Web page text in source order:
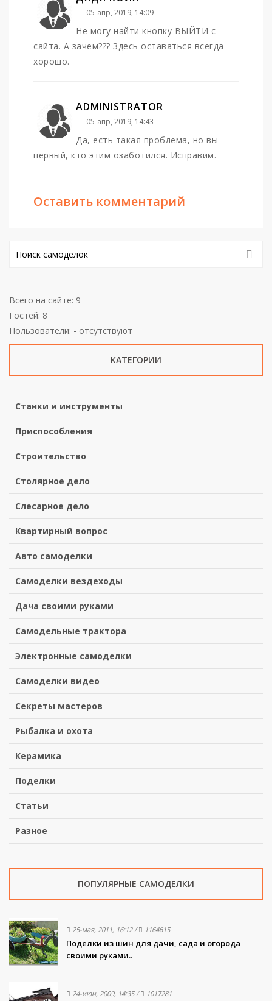
05-апр, 2019, 14:09
Не могу найти кнопку ВЫЙТИ с
сайта. А зачем??? Здесь оставаться всегда
хорошо.
ADMINISTRATOR
05-апр, 2019, 14:43
Да, есть такая проблема, но вы
первый, кто этим озаботился. Исправим.
Оставить комментарий
Всего на сайте: 9
Гостей: 8
Пользователи: - отсутствуют
КАТЕГОРИИ
Станки и инструменты
Приспособления
Строительство
Столярное дело
Слесарное дело
Квартирный вопрос
Авто самоделки
Самоделки вездеходы
Дача своими руками
Самодельные трактора
Электронные самоделки
Самоделки видео
Секреты мастеров
Рыбалка и охота
Керамика
Поделки
Статьи
Разное
ПОПУЛЯРНЫЕ САМОДЕЛКИ
25-мая, 2011, 16:12/ 1164615
Поделки из шин для дачи, сада и огорода
своими руками..
24-июн, 2009, 14:35/ 1017281